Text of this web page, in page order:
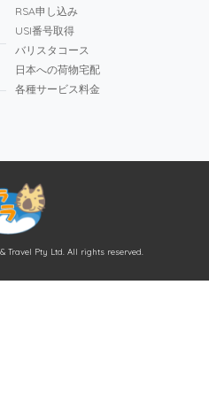
RSA申し込み
USI番号取得
バリスタコース
日本への荷物宅配
各種サービス料金
Travel Pty Ltd. All rights reserved.